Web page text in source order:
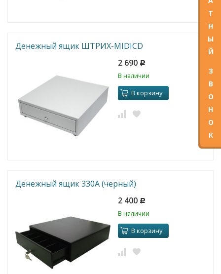
Денежный ящик ШТРИХ-MIDICD
2 690 Р
В наличии
В корзину
Денежный ящик 330A (черный)
2 400 Р
В наличии
В корзину
Т
Н
Ы
Й
З
В
О
Н
О
К